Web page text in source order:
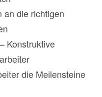
an die richtigen
Konstruktive
die Meilensteine